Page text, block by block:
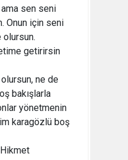
sen seni
Onun için seni
olursun.
getirirsin
ne de
bakışlarla
yönetmenin
karagözlü boş